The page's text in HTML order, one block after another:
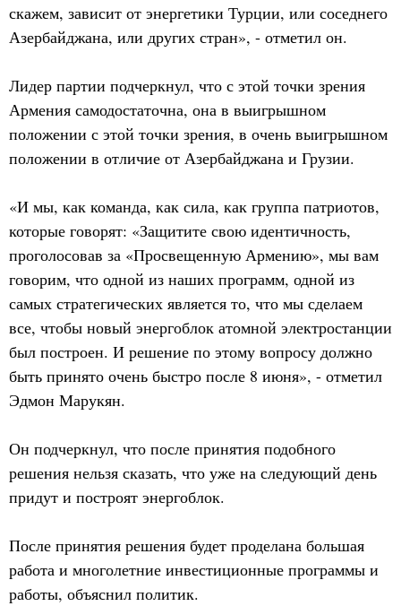
скажем, зависит от энергетики Турции, или соседнего
Азербайджана, или других стран», - отметил он.
Лидер партии подчеркнул, что с этой точки зрения
Армения самодостаточна, она в выигрышном
положении с этой точки зрения, в очень выигрышном
положении в отличие от Азербайджана и Грузии.
«И мы, как команда, как сила, как группа патриотов,
которые говорят: «Защитите свою идентичность,
проголосовав за «Просвещенную Армению», мы вам
говорим, что одной из наших программ, одной из
самых стратегических является то, что мы сделаем
все, чтобы новый энергоблок атомной электростанции
был построен. И решение по этому вопросу должно
быть принято очень быстро после 8 июня», - отметил
Эдмон Марукян.
Он подчеркнул, что после принятия подобного
решения нельзя сказать, что уже на следующий день
придут и построят энергоблок.
После принятия решения будет проделана большая
работа и многолетние инвестиционные программы и
работы, объяснил политик.